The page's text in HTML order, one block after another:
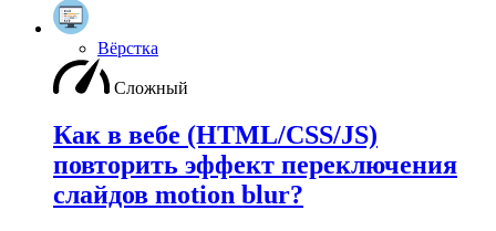
Вёрстка
Сложный
Как в вебе (HTML/CSS/JS)
повторить эффект переключения
слайдов motion blur?